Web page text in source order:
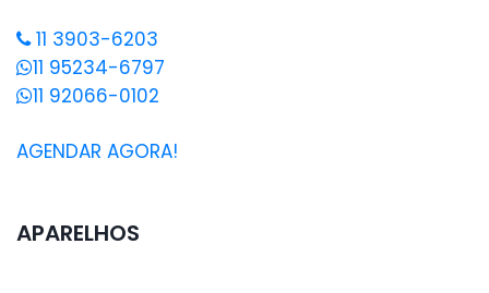
11 3903-6203
11 95234-6797
11 92066-0102
AGENDAR AGORA!
APARELHOS